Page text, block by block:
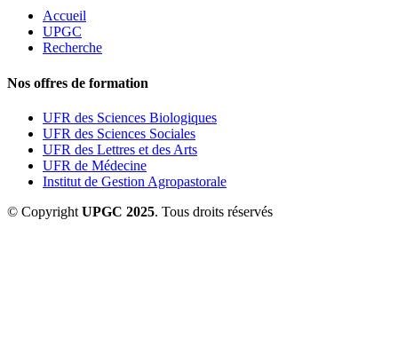
Accueil
UPGC
Recherche
Nos offres de formation
UFR des Sciences Biologiques
UFR des Sciences Sociales
UFR des Lettres et des Arts
UFR de Médecine
Institut de Gestion Agropastorale
© Copyright UPGC 2025. Tous droits réservés